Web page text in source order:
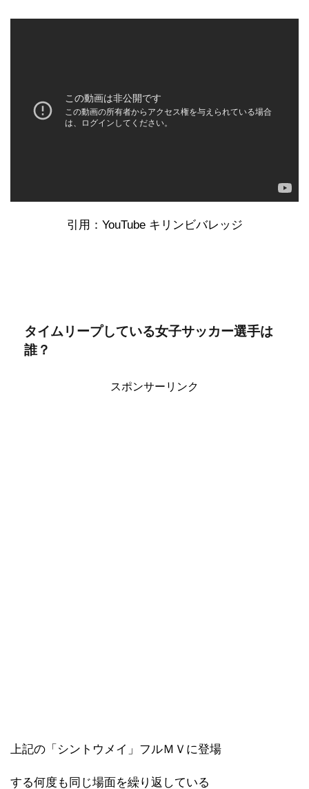
引用：YouTube キリンビバレッジ
タイムリープしている女子サッカー選手は
誰？
スポンサーリンク
上記の「シントウメイ」フルＭＶに登場
する何度も同じ場面を繰り返している